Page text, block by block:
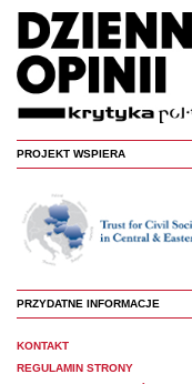
PROJEKT WSPIERA
PRZYDATNE INFORMACJE
KONTAKT
REGULAMIN STRONY